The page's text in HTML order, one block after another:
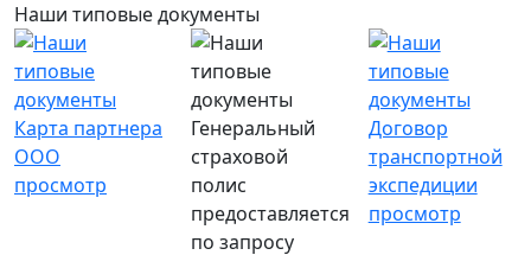
Наши типовые документы
Карта партнера
ООО
просмотр
Генеральный
страховой
полис
предоставляется
по запросу
Договор
транспортной
экспедиции
просмотр